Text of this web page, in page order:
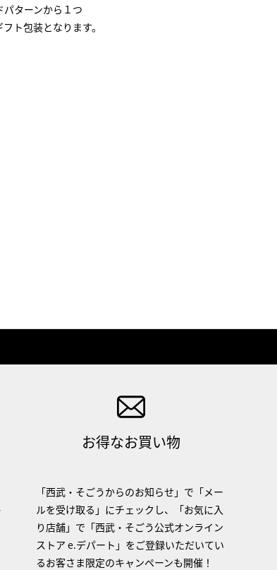
ターンから１つ
ト包装となります。
お得なお買い物
「西武・そごうからのお知らせ」で「メー
ルを受け取る」にチェックし、「お気に入
り店舗」で「西武・そごう公式オンライン
ストア e.デパート」をご登録いただいてい
るお客さま限定のキャンペーンも開催！